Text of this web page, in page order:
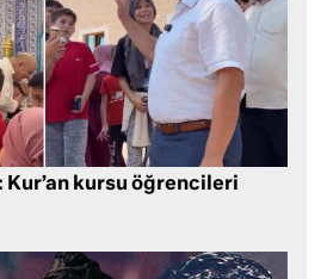
Kur’an kursu öğrencileri